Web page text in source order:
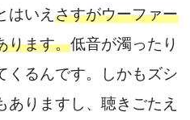
はいえ さすがウーファー
ります。低音が濁ったり
くるんです。しかもズシ
ありますし、聴きごたえ